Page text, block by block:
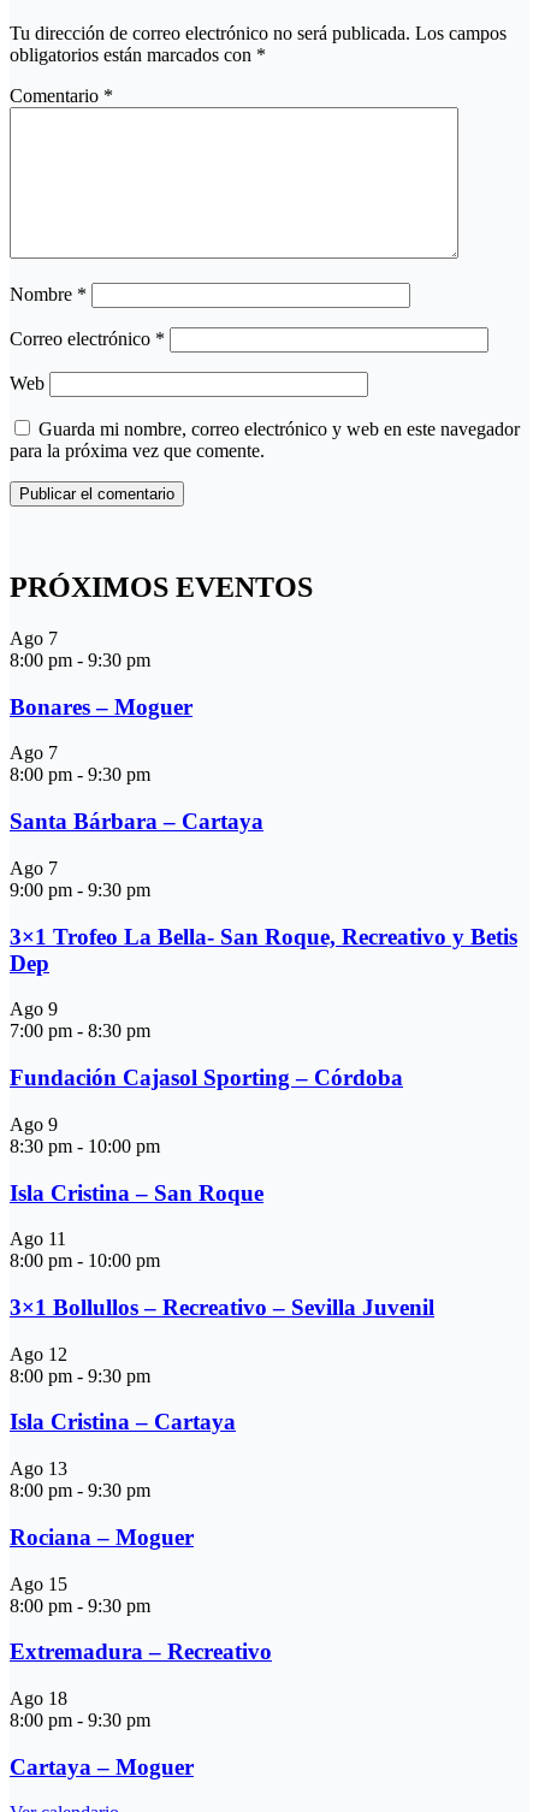
Tu dirección de correo electrónico no será publicada. Los campos
obligatorios están marcados con *
Comentario *
Nombre *
Correo electrónico *
Web
Guarda mi nombre, correo electrónico y web en este navegador
para la próxima vez que comente.
PRÓXIMOS EVENTOS
Ago 7
8:00 pm - 9:30 pm
Bonares – Moguer
Ago 7
8:00 pm - 9:30 pm
Santa Bárbara – Cartaya
Ago 7
9:00 pm - 9:30 pm
3×1 Trofeo La Bella- San Roque, Recreativo y Betis
Dep
Ago 9
7:00 pm - 8:30 pm
Fundación Cajasol Sporting – Córdoba
Ago 9
8:30 pm - 10:00 pm
Isla Cristina – San Roque
Ago 11
8:00 pm - 10:00 pm
3×1 Bollullos – Recreativo – Sevilla Juvenil
Ago 12
8:00 pm - 9:30 pm
Isla Cristina – Cartaya
Ago 13
8:00 pm - 9:30 pm
Rociana – Moguer
Ago 15
8:00 pm - 9:30 pm
Extremadura – Recreativo
Ago 18
8:00 pm - 9:30 pm
Cartaya – Moguer